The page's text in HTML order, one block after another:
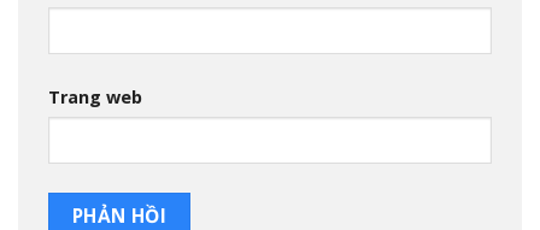
Trang web